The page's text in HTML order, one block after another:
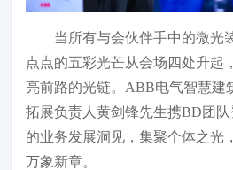
当所有与会伙伴手中的微光
点点的五彩光芒从会场四处升起
亮前路的光链。ABB电气智慧建
拓展负责人黄剑锋先生携BD团
的业务发展洞见，集聚个体之光
万象新章。